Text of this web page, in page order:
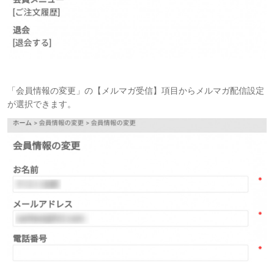
「会員情報の変更」の【メルマガ受信】項目からメルマガ配信設定
が選択できます。